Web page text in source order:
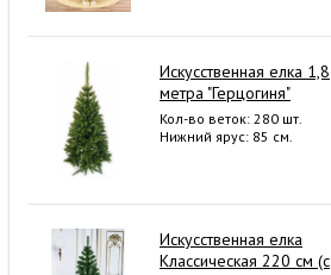
Искусственная елка 1,8
метра "Герцогиня"
Кол-во веток: 280 шт.
Нижний ярус: 85 см.
Искусственная елка
Классическая 220 см (с